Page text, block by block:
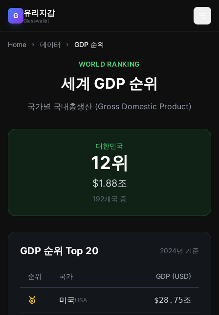
G 유리지갑
Glasswallet
Home 데이터 GDP 순위
WORLD RANKING
세계 GDP 순위
국가별 국내총생산 (Gross Domestic Product)
대한민국
12위
$1.88조
192개국 중
GDP 순위 Top 20 2024년 기준
순위 국가 GDP (USD)
🥇 미국USA $28.75조